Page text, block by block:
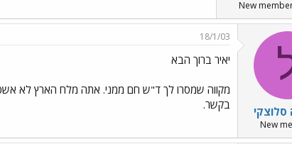
New
סלוצקי
New
18/1/03
יאיר ברוך הבא
מקווה שמסרו לך ד"ש חם ממני. אתה מלח הארץ לא
בקשר.